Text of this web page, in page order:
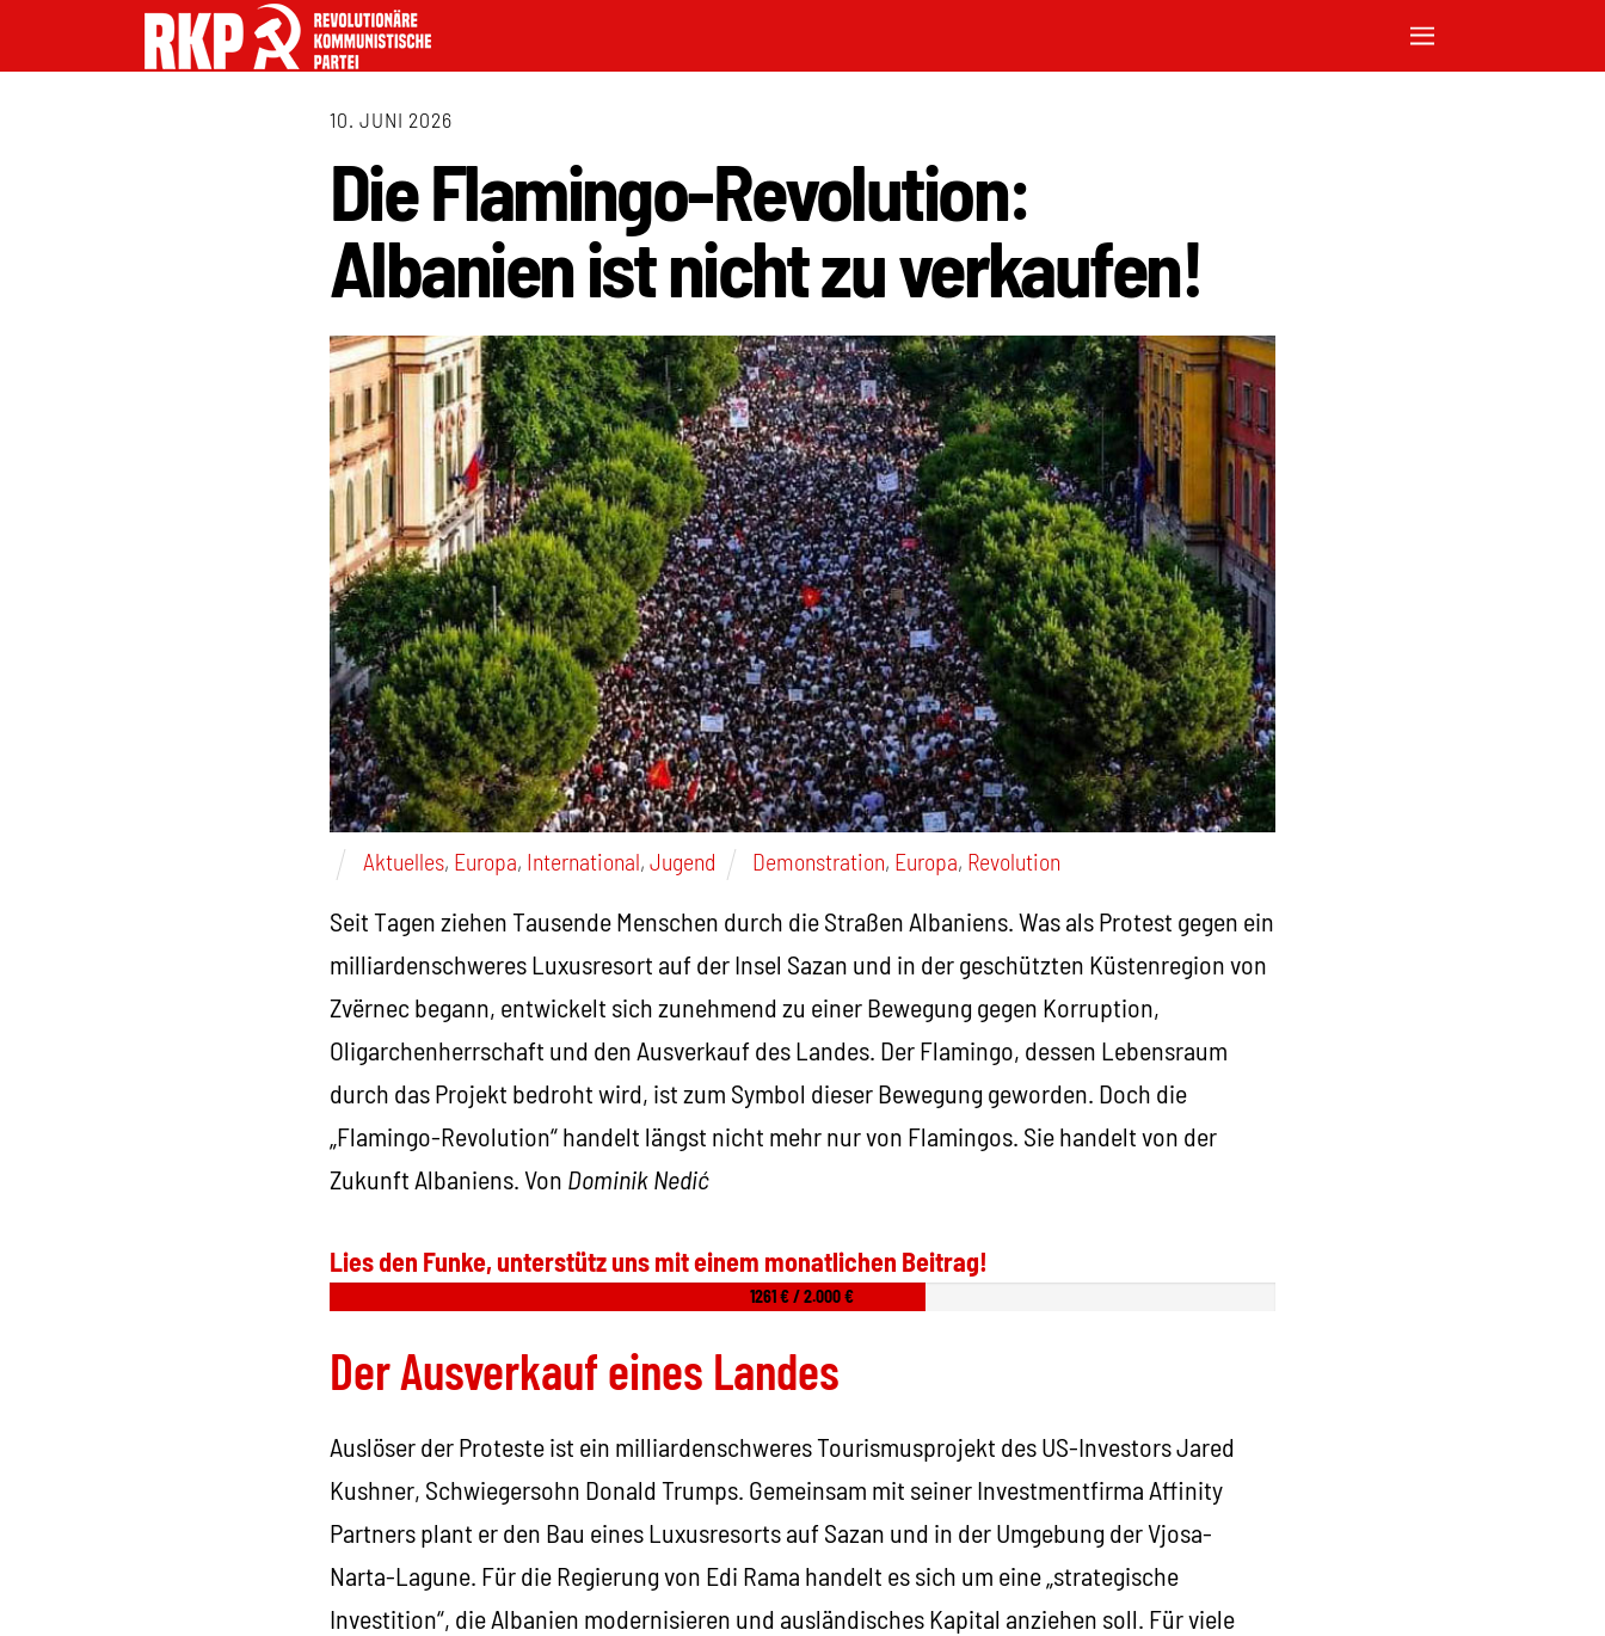
10. JUNI 2026
Die Flamingo-Revolution:
Albanien ist nicht zu verkaufen!
Aktuelles, Europa, International, Jugend Demonstration, Europa, Revolution
Seit Tagen ziehen Tausende Menschen durch die Straßen Albaniens. Was als Protest gegen ein
milliardenschweres Luxusresort auf der Insel Sazan und in der geschützten Küstenregion von
Zvërnec begann, entwickelt sich zunehmend zu einer Bewegung gegen Korruption,
Oligarchenherrschaft und den Ausverkauf des Landes. Der Flamingo, dessen Lebensraum
durch das Projekt bedroht wird, ist zum Symbol dieser Bewegung geworden. Doch die
„Flamingo-Revolution“ handelt längst nicht mehr nur von Flamingos. Sie handelt von der
Zukunft Albaniens. Von Dominik Nedić
Lies den Funke, unterstütz uns mit einem monatlichen Beitrag!
1261 € / 2.000 €
Der Ausverkauf eines Landes
Auslöser der Proteste ist ein milliardenschweres Tourismusprojekt des US-Investors Jared
Kushner, Schwiegersohn Donald Trumps. Gemeinsam mit seiner Investmentfirma Affinity
Partners plant er den Bau eines Luxusresorts auf Sazan und in der Umgebung der Vjosa-
Narta-Lagune. Für die Regierung von Edi Rama handelt es sich um eine „strategische
Investition“, die Albanien modernisieren und ausländisches Kapital anziehen soll. Für viele